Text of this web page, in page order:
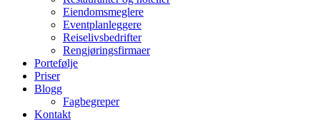
Eiendomsmeglere
Eventplanleggere
Reiselivsbedrifter
Rengjøringsfirmaer
Portefølje
Priser
Blogg
Fagbegreper
Kontakt